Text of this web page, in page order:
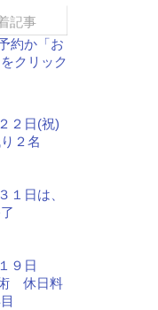
記事
約か「お
クリック
２日(祝)
２名
１日は、
９日
休日料